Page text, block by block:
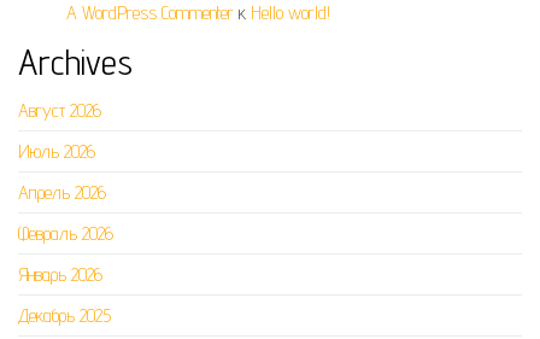
A WordPress Commenter к Hello world!
Archives
Август 2026
Июль 2026
Апрель 2026
Февраль 2026
Январь 2026
Декабрь 2025